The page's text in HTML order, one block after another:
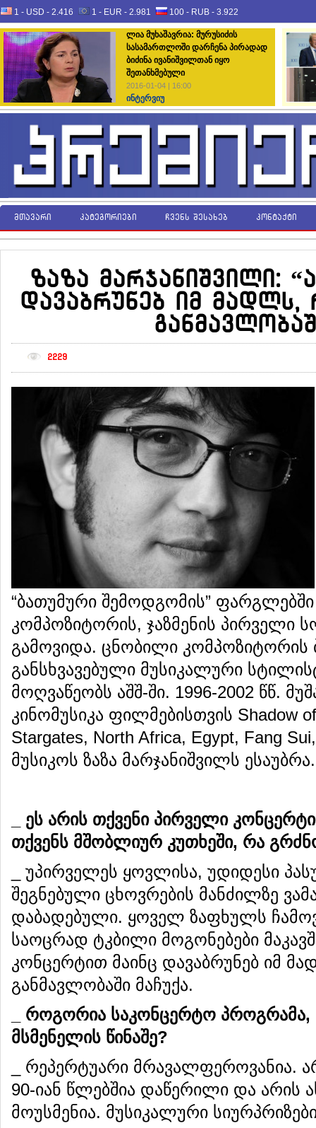
1 - USD - 2.416 1 - EUR - 2.981 100 - RUB - 3.922
ლია მუხაშავრია: მურუსიძის
სასამართლოში დარჩენა პირადად
ბიძინა ივანიშვილთან იყო
შეთანხმებული
2016-01-04 | 16:00
ინტერვიუ
მთავარი კატეგორიები ჩვენს შესახებ კონტაქტი
ზაზა მარჯანიშვილი:
დავაბრუნებ იმ მადლს,
2229
“ბათუმური შემოდგომის”
კომპოზიტორის, ჯაზმენის
გამოვიდა. ცნობილი კომპოზიტორის
განსხვავებული მუსიკალური
მოღვაწეობს აშშ-ში. 1996-2002 წწ.
კინომუსიკა ფილმებისთვის Shadow
Stargates, North Africa, Egypt, Fang
მუსიკოს ზაზა მარჯანიშვილს ესაუბრა.
ეს არის თქვენი პირველი კონცერტი
თქვენს მშობლიურ კუთხეში, რა
_ უპირველეს ყოვლისა, უდიდესი
შეგნებული ცხოვრების მანძილზე
დაბადებული. ყოველ ზაფხულს
საოცრად ტკბილი მოგონებები
კონცერტით მაინც დავაბრუნებ იმ
განმავლობაში მაჩუქა.
როგორია საკონცერტო პროგრამა,
მსმენელის წინაშე?
_ რეპერტუარი მრავალფეროვანია.
90-იან წლებშია დაწერილი და არის
მოუსმენია. მუსიკალური